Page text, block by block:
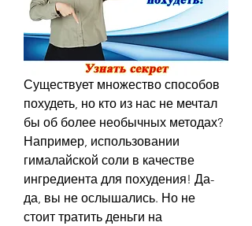
Существует множество способов
похудеть, но кто из нас не мечтал
бы об более необычных методах?
Например, использовании
гималайской соли в качестве
ингредиента для похудения! Да-
да, вы не ослышались. Но не
стоит тратить деньги на